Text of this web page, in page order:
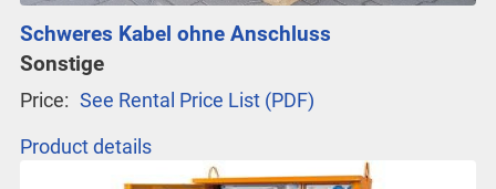
Schweres Kabel ohne Anschluss
Sonstige
Price: See Rental Price List (PDF)
Product details